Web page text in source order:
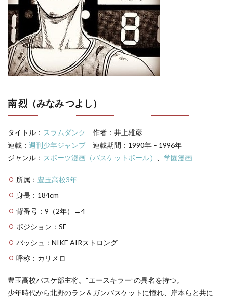
ク】
南
烈の
名
言・
リフ
ムダ
ンク
ラ一
覧
南 烈（みなみ つよし）
タイトル： スラムダンク
作者：井上雄彦
連載： 週刊少年ジャンプ連載期間：1990年 – 1996年
ジャンル： スポーツ漫画（バスケットボール） 学園漫画
所属： 豊玉高校3年
身長：184cm
背番号：9（2年）→4
ポジション：SF
バッシュ：NIKE AIRストロング
呼称：カリメロ
豊玉高校バスケ部主将。“エースキラー”の異名を持つ。
少年時代から北野のラン＆ガンバスケットに憧れ、岸本らと共に